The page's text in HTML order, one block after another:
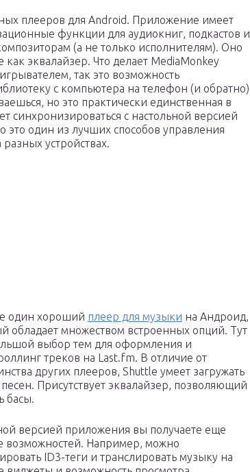
плееров для Android. Приложение имеет
функции для аудиокниг, подкастов и
(а не только исполнителям). Оно
эквалайзер. Что делает MediaMonkey
так это возможность
с компьютера на телефон (и обратно)
но это практически единственная в
синхронизироваться с настольной версией
это один из лучших способов управления
устройствах.
один хороший плеер для музыки на Андроид,
обладает множеством встроенных опций. Тут
выбор тем для оформления и
треков на Last.fm. В отличие от
других плееров, Shuttle умеет загружать
песен. Присутствует эквалайзер, позволяющий
басы.
версией приложения вы получаете еще
возможностей. Например, можно
ID3-теги и транслировать музыку на